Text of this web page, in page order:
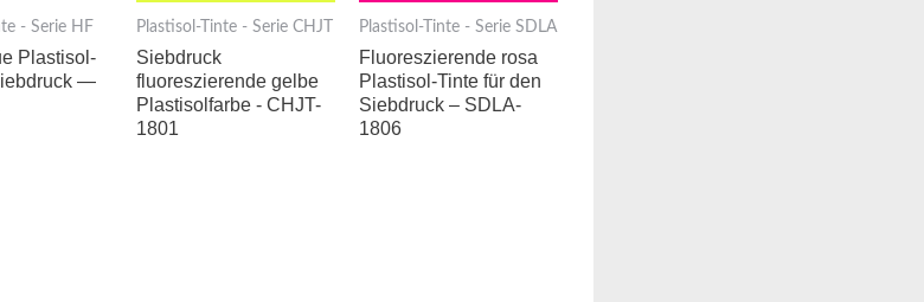
- Serie HF
Plastisol-
—
Plastisol-Tinte - Serie CHJT
Siebdruck
fluoreszierende gelbe
Plastisolfarbe - CHJT-
1801
Plastisol-Tinte - Serie SDLA
Fluoreszierende rosa
Plastisol-Tinte für den
Siebdruck – SDLA-
1806